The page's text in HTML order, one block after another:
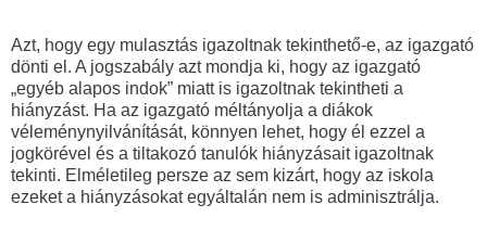
Sztrájk
Polgári engedetlenség
Diáktüntetés, diáksztrájk
Hogyan hagyj nyomot?
Azt, hogy egy mulasztás igazoltnak tekinthető-e, az igazgató
dönti el. A jogszabály azt mondja ki, hogy az igazgató
„egyéb alapos indok” miatt is igazoltnak tekintheti a
hiányzást. Ha az igazgató méltányolja a diákok
véleménynyilvánítását, könnyen lehet, hogy él ezzel a
jogkörével és a tiltakozó tanulók hiányzásait igazoltnak
tekinti. Elméletileg persze az sem kizárt, hogy az iskola
ezeket a hiányzásokat egyáltalán nem is adminisztrálja.